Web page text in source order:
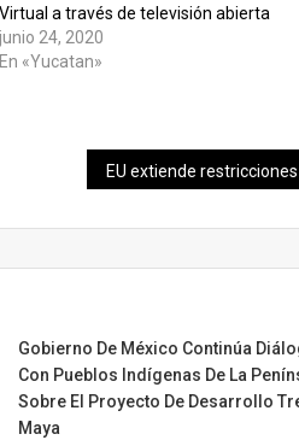
Virtual a través de televisión abierta
junio 24, 2020
En «Yucatan»
Gobierno De México Continúa
Con Pueblos Indígenas De La
Sobre El Proyecto De Desarrollo
Maya